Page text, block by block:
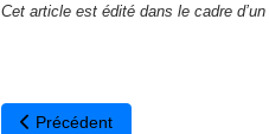
Cet article est édité dans le cadre
Article précédent : Sciences
Précédent